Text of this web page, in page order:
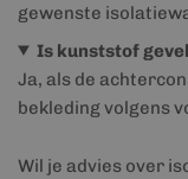
gewenste
Is kunststof
Ja, als de
bekleding volgens
Wil je advies over